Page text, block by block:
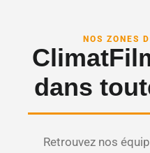
NOS ZONES
dans
Retrouvez nos